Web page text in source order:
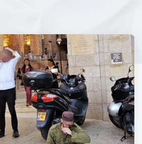
Пресса
Статьи
ЧП И КРИМИНАЛ
1000 мелочей